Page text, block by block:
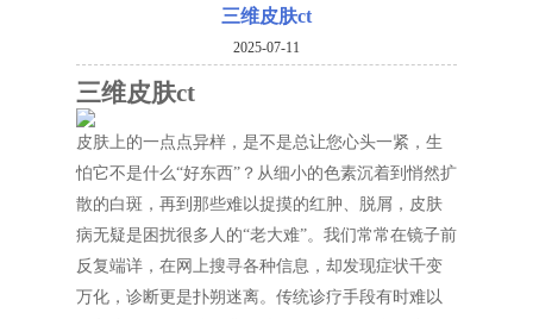
三维皮肤ct
2025-07-11
三维皮肤ct
皮肤上的一点点异样，是不是总让您心头一紧，生
怕它不是什么“好东西”？从细小的色素沉着到悄然扩
散的白斑，再到那些难以捉摸的红肿、脱屑，皮肤
病无疑是困扰很多人的“老大难”。我们常常在镜子前
反复端详，在网上搜寻各种信息，却发现症状千变
万化，诊断更是扑朔迷离。传统诊疗手段有时难以